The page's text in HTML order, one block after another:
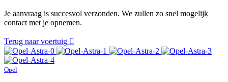
Je aanvraag is succesvol verzonden. We zullen zo snel mogelijk
contact met je opnemen.
Terug naar voertuig
Opel